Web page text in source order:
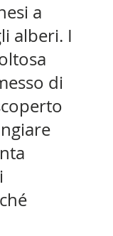
a
alberi. I
di